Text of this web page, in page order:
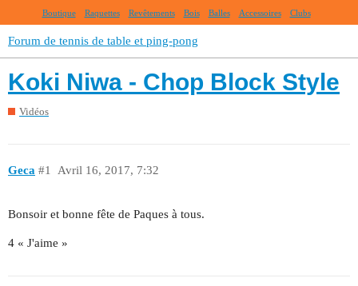
Boutique Raquettes Revêtements Bois Balles Accessoires Clubs
Forum de tennis de table et ping-pong
Koki Niwa - Chop Block Style
Vidéos
Geca Avril 16, 2017, 7:32
#1
Bonsoir et bonne fête de Paques à tous.
4 « J'aime »